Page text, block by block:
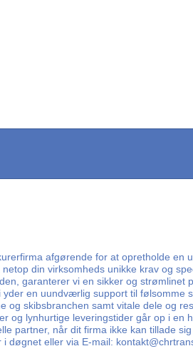
afgørende for at opretholde
din virksomheds unikke krav og
garanterer vi en sikker og
en uundværlig support til følsomme
skibsbranchen samt vitale dele og
lynhurtige leveringstider går op i
partner, når dit firma ikke kan tillade
eller via E-mail: